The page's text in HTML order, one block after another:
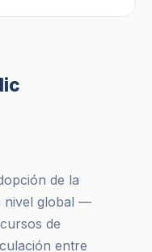
de la
nivel global —
de
entre